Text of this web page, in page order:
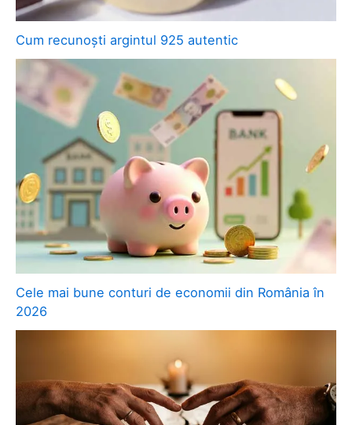
Cum recunoști argintul 925 autentic
Cele mai bune conturi de economii din România în
2026